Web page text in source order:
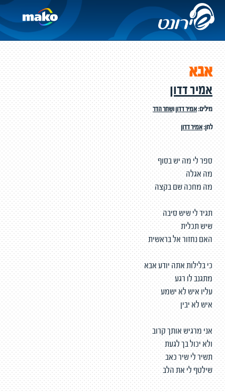
אבא
אמיר דדון
מילים:אמיר דדוןושחר הדר
לחן:אמיר דדון
ספר לי מה יש בסוף
מה אגלה
מה מחכה שם בקצה
תגיד לי שיש סיבה
שיש תכלית
האם נחזור אל בראשית
כי בלילות אתה יודע אבא
מתגנב לו רגע
עליו איש לא ישמע
איש לא יבין
אני מרגיש אותך קרוב
ולא יכול בך לגעת
תשיר לי שיר כאב
שילטף לי את הלב